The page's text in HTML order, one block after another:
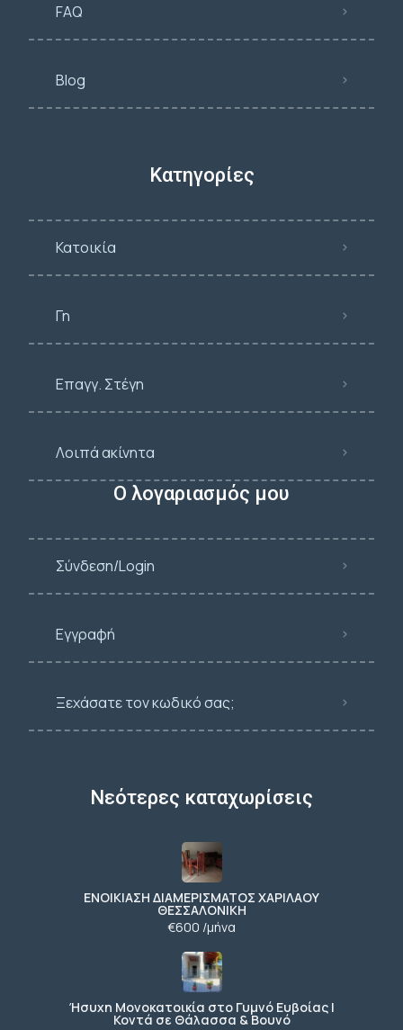
FAQ
Blog
Κατηγορίες
Κατοικία
Γη
Επαγγ. Στέγη
Λοιπά ακίνητα
Ο λογαριασμός μου
Σύνδεση/Login
Εγγραφή
Ξεχάσατε τον κωδικό σας;
Νεότερες καταχωρίσεις
ΕΝΟΙΚΙΑΣΗ ΔΙΑΜΕΡΙΣΜΑΤΟΣ ΧΑΡΙΛΑΟΥ
ΘΕΣΣΑΛΟΝΙΚΗ
€600 /μήνα
Ήσυχη Μονοκατοικία στο Γυμνό Ευβοίας |
Κοντά σε Θάλασσα & Βουνό